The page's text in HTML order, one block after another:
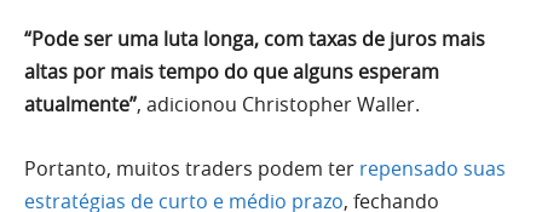
“Pode ser uma luta longa, com taxas de juros mais
altas por mais tempo do que alguns esperam
atualmente”, adicionou Christopher Waller.
Portanto, muitos traders podem ter repensado suas
estratégias de curto e médio prazo, fechando